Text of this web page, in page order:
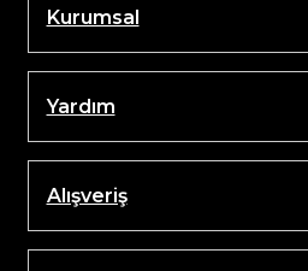
Kurumsal
Yardım
Alışveriş